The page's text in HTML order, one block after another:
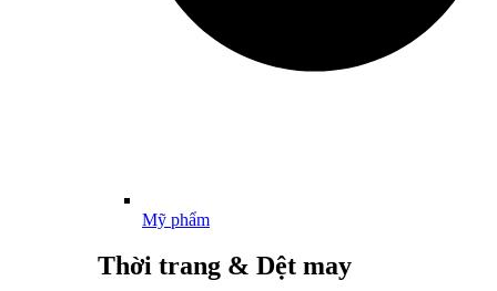
Mỹ phẩm
Thời trang & Dệt may